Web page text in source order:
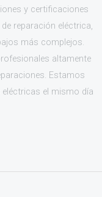
y certificaciones
reparación eléctrica,
más complejos.
altamente
Estamos
el mismo día